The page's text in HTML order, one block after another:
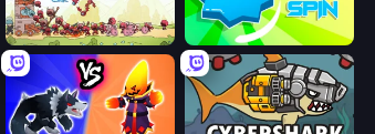
Tower vs Goblins Super Spin